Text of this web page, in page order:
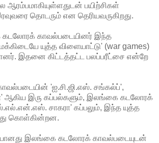
ஆரம்பமாகியுள்ளதுடன் பயிற்சிகள்
தொடரும் என தெரியவருகிறது.
காவல்படையினர் இந்த
யுத்த விளையாட்டு' (war games)
இதனை கிட்டத்தட்ட பலப்பரீட்சை என்றே
'ஐ.சி.ஜி.எஸ். சங்கல்ப்',
ஆகிய இரு கப்பல்களும், இலங்கை கடலோரக்
சாகரா' கப்பலும், இந்த யுத்த
கொள்கின்றன.
இலங்கை கடலோரக் காவல்படையுடன்